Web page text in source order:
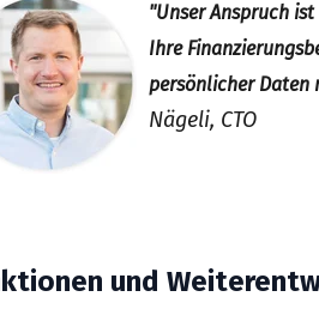
"Unser Anspruch
Ihre
persönlicher
Nägeli, CTO
und